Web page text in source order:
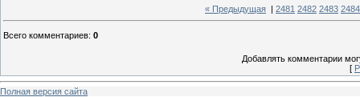
« Предыдущая | 2481 2482 2483 2484
Всего комментариев: 0
Добавлять комментарии
[
Полная версия сайта